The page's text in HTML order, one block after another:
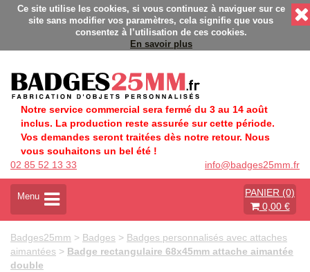
Française éco-responsable - Délais rapides - Sans
Ce site utilise les cookies, si vous continuez à naviguer sur ce
site sans modifier vos paramètres, cela signifie que vous
consentez à l’utilisation de ces cookies.
En savoir plus
Notre service commercial sera fermé du 3 au 14 août
inclus. La production reste assurée sur cette période.
Vos demandes seront traitées dès notre retour. Nous
vous souhaitons un bel été !
02 85 52 13 33
info@badges25mm.fr
A
t
v
e
Menu
PANIER (0)
0,00 €
Badges25mm > Badges > Badges personnalisés avec attaches
aimantées > Badge rectangulaire 68x45mm attache aimantée
double